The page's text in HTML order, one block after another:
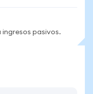
pasivos.